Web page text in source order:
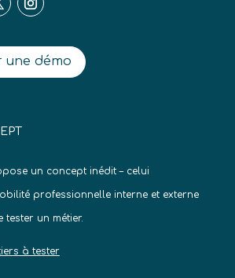
une démo
un concept inédit – celui
professionnelle interne et externe
tester un métier.
à tester